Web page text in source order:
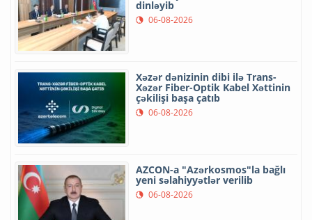
dinləyib
06-08-2026
Xəzər dənizinin dibi ilə Trans-
Xəzər Fiber-Optik Kabel Xəttinin
çəkilişi başa çatıb
06-08-2026
AZCON-a "Azərkosmos"la bağlı
yeni səlahiyyətlər verilib
06-08-2026